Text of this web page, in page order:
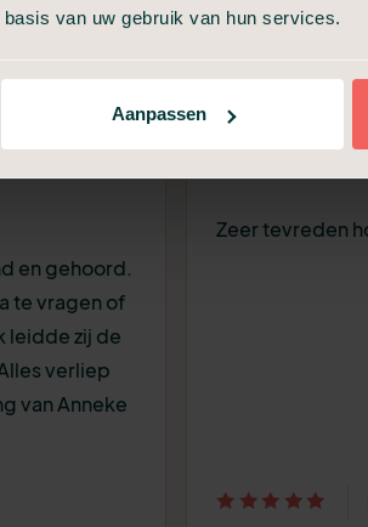
van uw gebruik van hun services.
Aanpassen
en gehoord.
te vragen of
leidde zij de
verliep
van Anneke
Zeer tevreden